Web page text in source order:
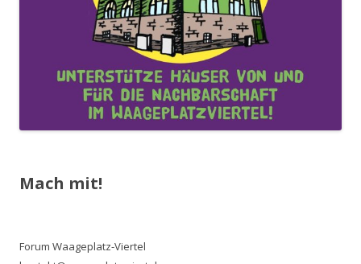
Mach mit!
Forum Waageplatz-Viertel